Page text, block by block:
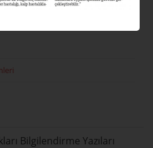
Bilgilendirme Yazıları